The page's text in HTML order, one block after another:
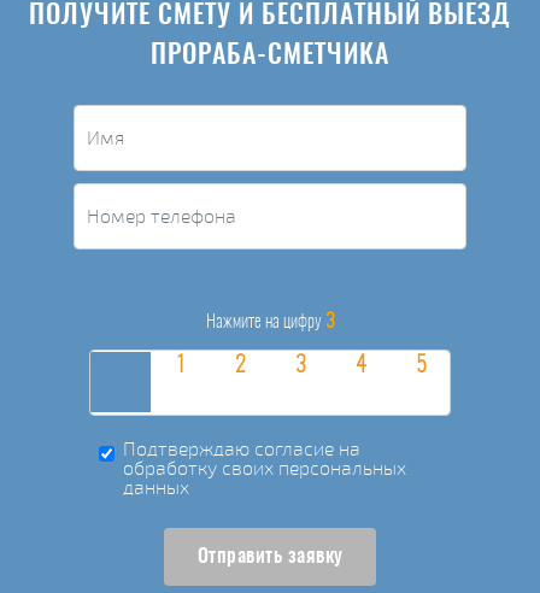
ПОЛУЧИТЕ СМЕТУ И БЕСПЛАТНЫЙ ВЫЕЗД
ПРОРАБА-СМЕТЧИКА
Нажмите на цифру 3
Подтверждаю согласие на
обработку своих персональных
данных
Отправить заявку